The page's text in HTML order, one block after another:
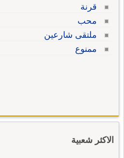
قرنة
محب
ملتقى شارعين
ممنوع
الاكثر شعبية